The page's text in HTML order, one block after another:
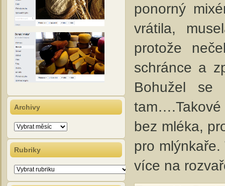
Archivy
Archivy
Rubriky
Rubriky
ponorný
vrátila,
protože
schránce a
Bohužel
bez mléka,
pro
více na